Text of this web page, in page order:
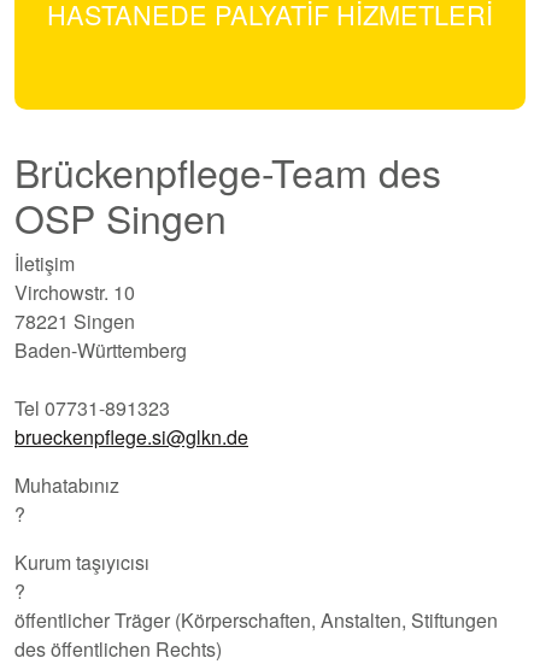
HASTANEDE PALYATİF HİZMETLERİ
Brückenpflege-Team des
OSP Singen
İletişim
Virchowstr. 10
78221 Singen
Baden-Württemberg
Tel 07731-891323
brueckenpflege.si@glkn.de
Muhatabınız
?
Kurum taşıyıcısı
?
öffentlicher Träger (Körperschaften, Anstalten, Stiftungen
des öffentlichen Rechts)